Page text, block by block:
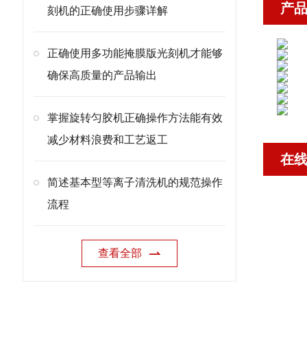
刻机的正确使用步骤详解
正确使用多功能掩膜版光刻机才能够
确保高质量的产品输出
掌握旋转匀胶机正确操作方法能有效
减少材料浪费和工艺返工
简述基本型等离子清洗机的规范操作
流程
查看全部
产
在